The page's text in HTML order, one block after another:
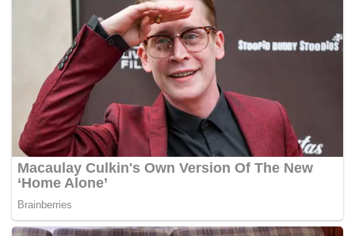
hari dan secara umumnya mencatatkan 1,439 mm.
“Jadi memang jauh luar daripada jangkaan. Maknanya
lima hari kadar hujannya itu lebih daripada enam bulan
biasa,” katanya pada Waktu Pertanyaan Menteri di Dewan
Rakyat, hari ini.
Beliau berkata demikian ketika menjawab soalan asal
Datuk Mumtaz Md Nawi (PN-Tumpat) mengenai sama ada
Dasar Pengurangan Risiko Bencana Kebangsaan (DRR)
akan dipercepat bagi membolehkan semua fasiliti besar
mitigasi banjir disegerakan, termasuk Lebuhraya Pantai